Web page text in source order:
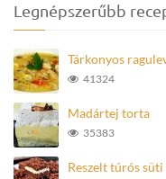
Legnépszerűbb
Tárkonyos
41324
Madártej torta
35383
Reszelt túrós süti